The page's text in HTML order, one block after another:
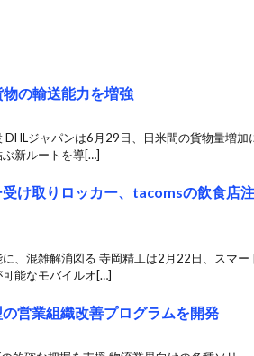
の輸送能力を増強
ジャパンは6月29日、日米間の貨物量増加
新ルートを導[…]
け取りロッカー、tacomsの飲食店
、混雑解消図る 寺岡精工は2月22日、スマー
能なモバイルオ[…]
営業組織改善プログラムを開発